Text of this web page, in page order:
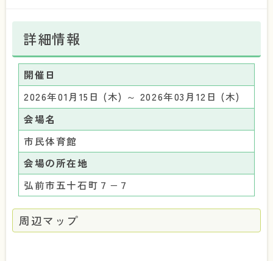
詳細情報
開催日
2026年01月15日 (木) ～ 2026年03月12日 (木)
会場名
市民体育館
会場の所在地
弘前市五十石町７−７
周辺マップ